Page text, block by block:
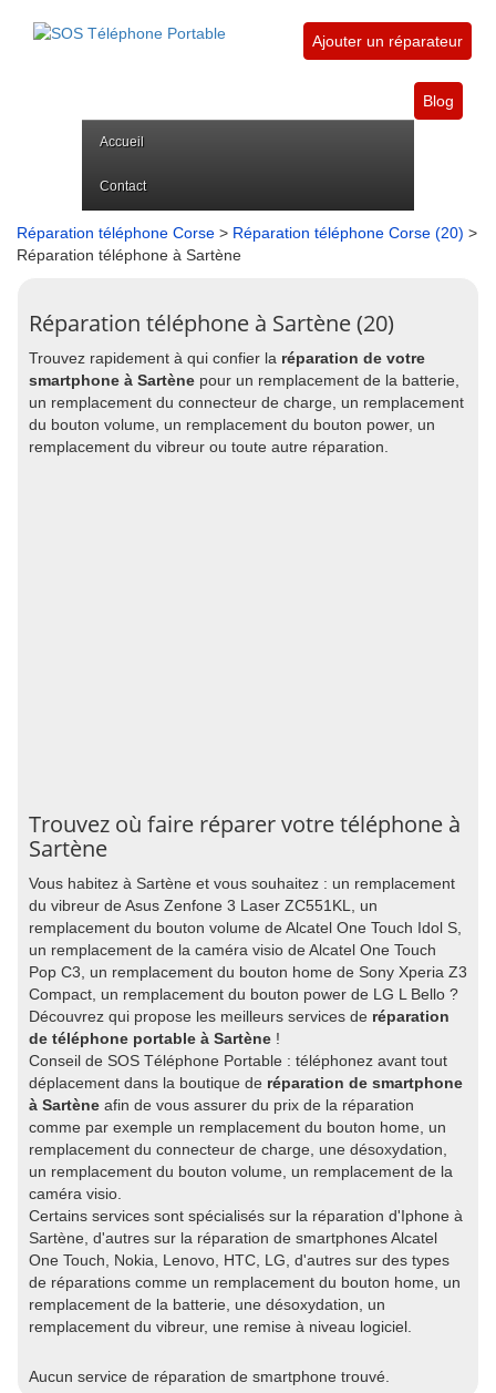
Ajouter un réparateur
Blog
Accueil
Contact
Réparation téléphone Corse > Réparation téléphone Corse (20) >
Réparation téléphone à Sartène
Réparation téléphone à Sartène (20)
Trouvez rapidement à qui confier la réparation de votre
smartphone à Sartène pour un remplacement de la batterie,
un remplacement du connecteur de charge, un remplacement
du bouton volume, un remplacement du bouton power, un
remplacement du vibreur ou toute autre réparation.
Trouvez où faire réparer votre téléphone à
Sartène
Vous habitez à Sartène et vous souhaitez : un remplacement
du vibreur de Asus Zenfone 3 Laser ZC551KL, un
remplacement du bouton volume de Alcatel One Touch Idol S,
un remplacement de la caméra visio de Alcatel One Touch
Pop C3, un remplacement du bouton home de Sony Xperia Z3
Compact, un remplacement du bouton power de LG L Bello ?
Découvrez qui propose les meilleurs services de réparation
de téléphone portable à Sartène !
Conseil de SOS Téléphone Portable : téléphonez avant tout
déplacement dans la boutique de réparation de smartphone
à Sartène afin de vous assurer du prix de la réparation
comme par exemple un remplacement du bouton home, un
remplacement du connecteur de charge, une désoxydation,
un remplacement du bouton volume, un remplacement de la
caméra visio.
Certains services sont spécialisés sur la réparation d'Iphone à
Sartène, d'autres sur la réparation de smartphones Alcatel
One Touch, Nokia, Lenovo, HTC, LG, d'autres sur des types
de réparations comme un remplacement du bouton home, un
remplacement de la batterie, une désoxydation, un
remplacement du vibreur, une remise à niveau logiciel.
Aucun service de réparation de smartphone trouvé.